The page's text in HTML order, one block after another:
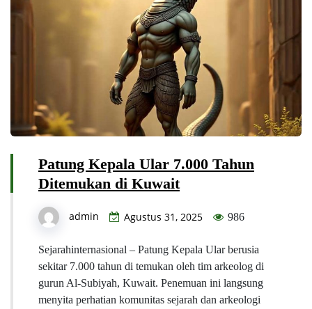
Patung Kepala Ular 7.000 Tahun
Ditemukan di Kuwait
admin Agustus 31, 2025 986
Sejarahinternasional – Patung Kepala Ular berusia
sekitar 7.000 tahun di temukan oleh tim arkeolog di
gurun Al-Subiyah, Kuwait. Penemuan ini langsung
menyita perhatian komunitas sejarah dan arkeologi